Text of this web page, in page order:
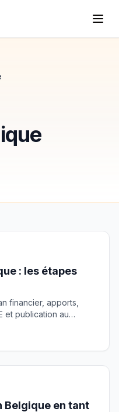
: les étapes
financier, apports,
et publication au
Belgique en tant